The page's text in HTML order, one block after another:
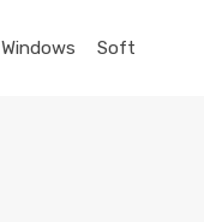
Windows Soft